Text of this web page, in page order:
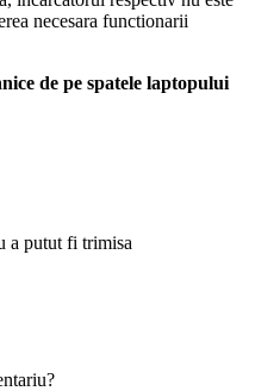
necesara functionarii
de pe spatele laptopului
a putut fi trimisa